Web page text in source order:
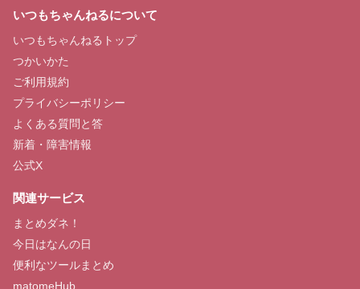
いつもちゃんねるについて
いつもちゃんねるトップ
つかいかた
ご利用規約
プライバシーポリシー
よくある質問と答
新着・障害情報
公式X
関連サービス
まとめダネ！
今日はなんの日
便利なツールまとめ
matomeHub